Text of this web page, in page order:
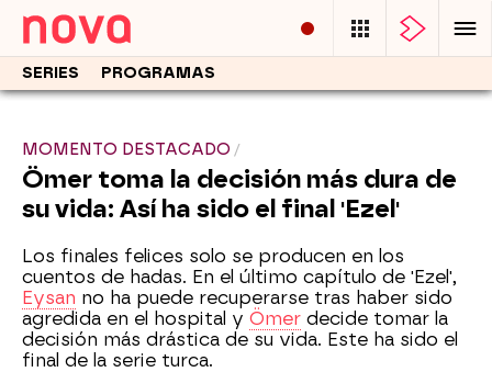
SERIES PROGRAMAS
MOMENTO DESTACADO
Ömer toma la decisión más dura de
su vida: Así ha sido el final 'Ezel'
Los finales felices solo se producen en los
cuentos de hadas. En el último capítulo de 'Ezel',
Eysan no ha puede recuperarse tras haber sido
agredida en el hospital y Ömer decide tomar la
decisión más drástica de su vida. Este ha sido el
final de la serie turca.